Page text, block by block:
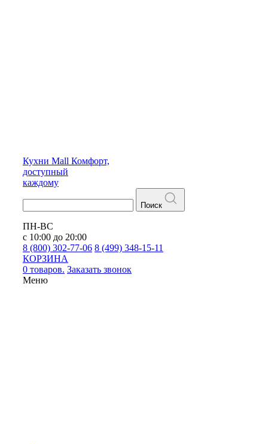
Кухни Mall Комфорт,
доступный
каждому
Поиск
ПН-ВС
с 10:00 до 20:00
8 (800) 302-77-06 8 (499) 348-15-11
КОРЗИНА
0 товаров. Заказать звонок
Меню